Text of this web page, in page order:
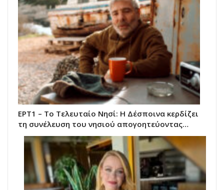
ΕΡΤ1 – Το Τελευταίο Νησί: Η Δέσποινα κερδίζει
τη συνέλευση του νησιού απογοητεύοντας…